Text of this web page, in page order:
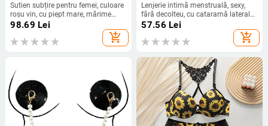
Sutien subțire pentru femei, culoare
roșu vin, cu piept mare, mărime
mică, plus size, cu inele din oțel,
reglabil, fără urme, lenjerie intimă
98.69 Lei
add_shopping_cart
Lenjerie intimă menstruală, sexy,
fără decolteu, cu cataramă laterală,
pantaloni fiziologici pentru femei,
cu personalitate, cu 3 straturi, cu
fund ondulat, lărgit, alungit, etanș
57.56 Lei
add_shopping_cart